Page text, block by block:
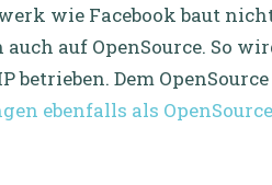
wie Facebook baut
auf OpenSource. So
betrieben. Dem
ebenfalls als OpenSource